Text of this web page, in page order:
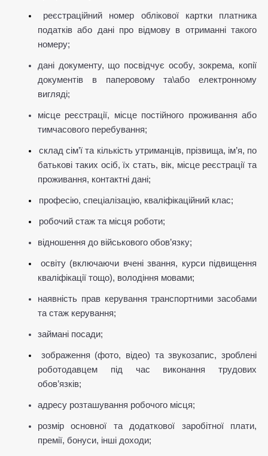
реєстраційний номер облікової картки платника
податків або дані про відмову в отриманні такого
номеру;
дані документу, що посвідчує особу, зокрема, копії
документів в паперовому та\або електронному
вигляді;
місце реєстрації, місце постійного проживання або
тимчасового перебування;
склад сім’ї та кількість утриманців, прізвища, ім’я, по
батькові таких осіб, їх стать, вік, місце реєстрації та
проживання, контактні дані;
професію, спеціалізацію, кваліфікаційний клас;
робочий стаж та місця роботи;
відношення до військового обов’язку;
освіту (включаючи вчені звання, курси підвищення
кваліфікації тощо), володіння мовами;
наявність прав керування транспортними засобами
та стаж керування;
займані посади;
зображення (фото, відео) та звукозапис, зроблені
роботодавцем під час виконання трудових
обов’язків;
адресу розташування робочого місця;
розмір основної та додаткової заробітної плати,
премії, бонуси, інші доходи;